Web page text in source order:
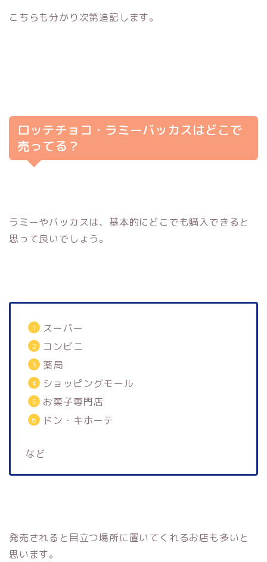
こちらも分かり次第追記します。
ロッテチョコ・ラミーバッカスはどこで
売ってる？
ラミーやバッカスは、基本的にどこでも購入できると
思って良いでしょう。
スーパー
コンビニ
薬局
ショッピングモール
お菓子専門店
ドン・キホーテ
など
発売されると目立つ場所に置いてくれるお店も多いと
思います。